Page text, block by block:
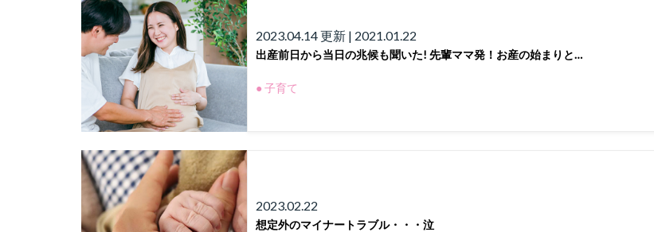
2023.04.14 更新 | 2021.01.22
出産前日から当日の兆候も聞いた! 先輩ママ発！お産の始まりと…
● 子育て
2023.02.22
想定外のマイナートラブル・・・泣